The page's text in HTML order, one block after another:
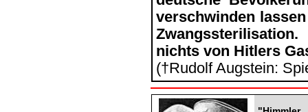
verschwinden
nichts von Hitlers
(†Rudolf Augstein: